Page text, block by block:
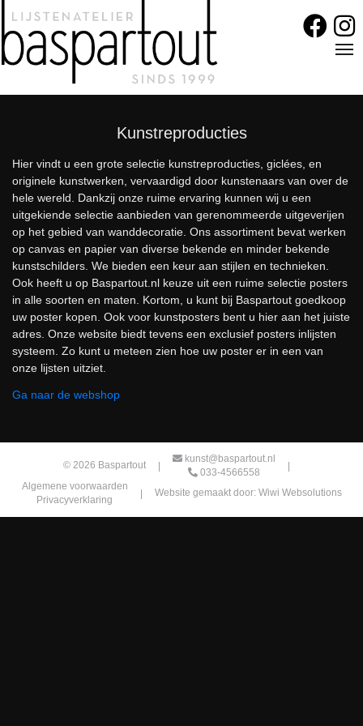
naar
de
inhoud
Kunstreproducties
Hier vindt u een grote selectie kunstreproducties, giclées, en
originele kunstwerken, vervaardigd door kunstenaars van over de
hele wereld. Dankzij onze ruime ervaring kunnen wij u een
uitgekiende selectie aanbieden van gerenommeerde uitgeverijen
op het gebied van wanddecoratie. Ons assortiment bevat werken
op canvas en papier van diverse bekende en minder bekende
kunstschilders. We bieden een keur aan stijlen en technieken.
Ook heeft u op Baspartout.nl keuze uit een ruime selectie posters
in alle soorten en maten. Kortom, u kunt bij Baspartout goedkoop
uw poster kopen. Ook voor kunstposters bent u hier aan het juiste
adres. Onze website biedt tevens een exclusief posters inlijsten
systeem. Zo kunt u meteen zien hoe uw poster er in een van
onze lijsten uitziet.
Ga naar de webshop
© 2026 Baspartout |
kunst@baspartout.nl
033-4566558
|
Algemene voorwaarden
Privacyverklaring
| Website gemaakt door: Wiwi Websolutions